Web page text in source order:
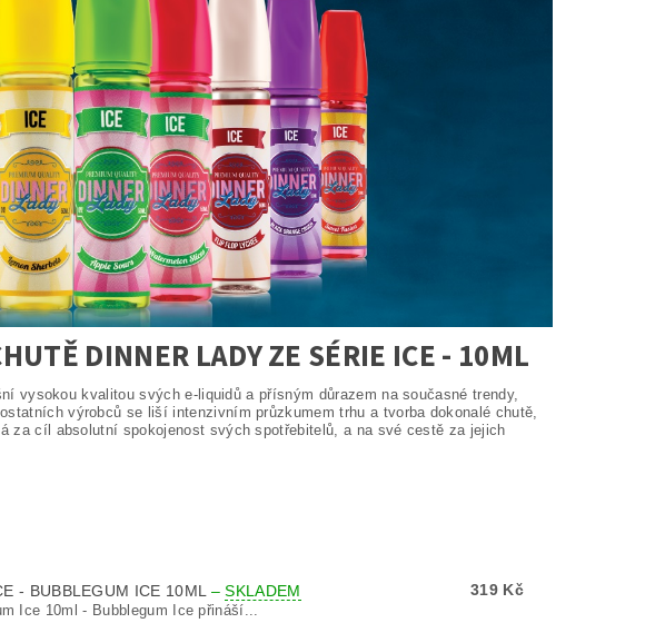
DINNER LADY ZE SÉRIE ICE - 10ML
vysokou kvalitou svých e-liquidů a přísným důrazem na současné trendy,
výrobců se liší intenzivním průzkumem trhu a tvorba dokonalé chutě,
za cíl absolutní spokojenost svých spotřebitelů, a na své cestě za jejich
- BUBBLEGUM ICE 10ML –SKLADEM
Ice 10ml - Bubblegum Ice přináší...
319 Kč